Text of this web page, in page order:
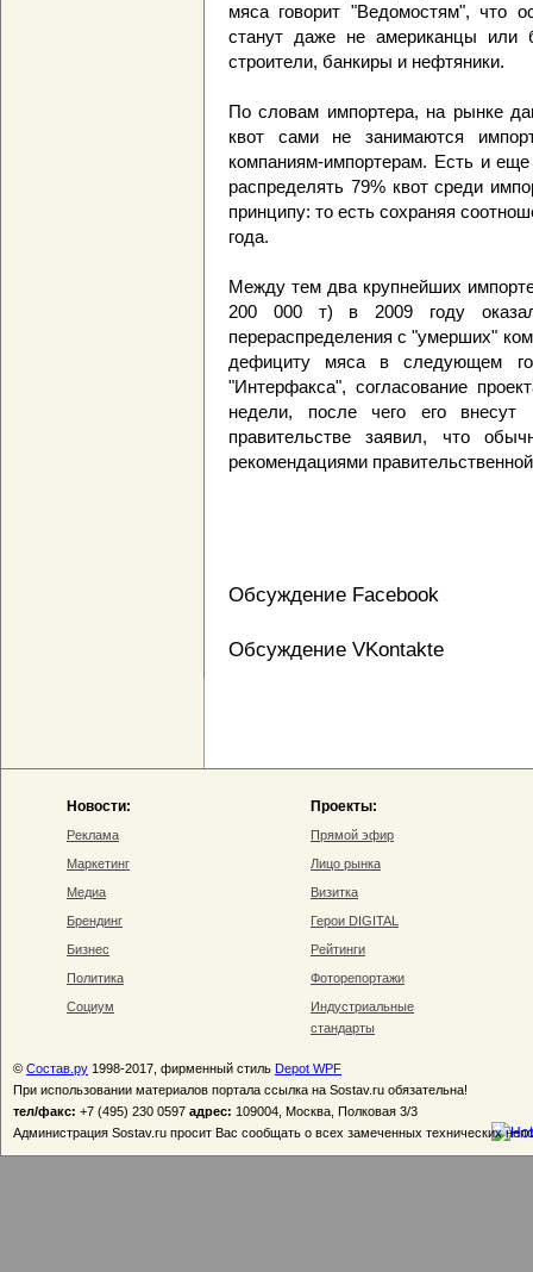
мяса говорит "Ведомостям", что
станут даже не американцы или
строители, банкиры и нефтяники.
По словам импортера, на рынке
квот сами не занимаются
компаниям-импортерам. Есть и
распределять 79% квот среди
принципу: то есть сохраняя
года.
Между тем два крупнейших
200 000 т) в 2009 году
перераспределения с "умерших"
дефициту мяса в следующем
"Интерфакса", согласование
недели, после чего его внесут
правительстве заявил, что
рекомендациями
Обсуждение Facebook
Обсуждение VKontakte
Новости:
Реклама
Маркетинг
Медиа
Брендинг
Бизнес
Политика
Социум
Проекты:
Прямой эфир
Лицо рынка
Визитка
Герои DIGITAL
Рейтинги
Фоторепортажи
Индустриальные
стандарты
© Состав.ру 1998-2017, фирменный стиль Depot WPF
При использовании материалов портала ссылка на Sostav.ru обязательна!
тел/факс: +7 (495) 230 0597 адрес: 109004, Москва, Полковая 3/3
Администрация Sostav.ru просит Вас сообщать о всех замеченных технических